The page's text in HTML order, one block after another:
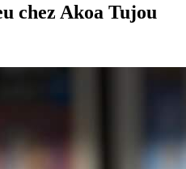
chez Akoa Tujou